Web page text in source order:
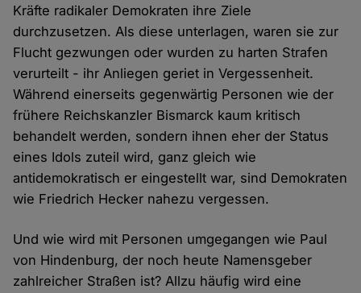
Kräfte radikaler Demokraten ihre Ziele
durchzusetzen. Als diese unterlagen, waren sie zur
Flucht gezwungen oder wurden zu harten Strafen
verurteilt - ihr Anliegen geriet in Vergessenheit.
Während einerseits gegenwärtig Personen wie der
frühere Reichskanzler Bismarck kaum kritisch
behandelt werden, sondern ihnen eher der Status
eines Idols zuteil wird, ganz gleich wie
antidemokratisch er eingestellt war, sind Demokraten
wie Friedrich Hecker nahezu vergessen.
Und wie wird mit Personen umgegangen wie Paul
von Hindenburg, der noch heute Namensgeber
zahlreicher Straßen ist? Allzu häufig wird eine